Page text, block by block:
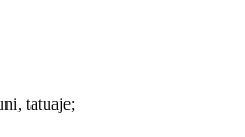
tatuaje;